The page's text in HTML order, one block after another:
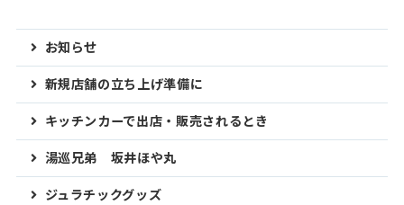
お知らせ
新規店舗の立ち上げ準備に
キッチンカーで出店・販売されるとき
湯巡兄弟 坂井ほや丸
ジュラチックグッズ